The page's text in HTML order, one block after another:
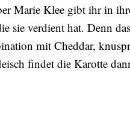
Marie Klee gibt ihr in
sie verdient hat. Denn
mit Cheddar,
findet die Karotte